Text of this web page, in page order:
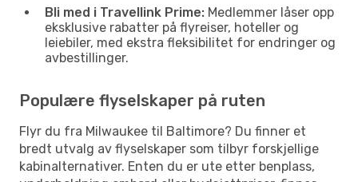
Bli med i Travellink Prime: Medlemmer låser opp
eksklusive rabatter på flyreiser, hoteller og
leiebiler, med ekstra fleksibilitet for endringer og
avbestillinger.
Populære flyselskaper på ruten
Flyr du fra Milwaukee til Baltimore? Du finner et
bredt utvalg av flyselskaper som tilbyr forskjellige
kabinalternativer. Enten du er ute etter benplass,